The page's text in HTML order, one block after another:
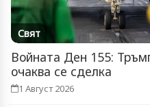
Свят
Войната Ден 155:
очаква се сделка
1 Август 2026